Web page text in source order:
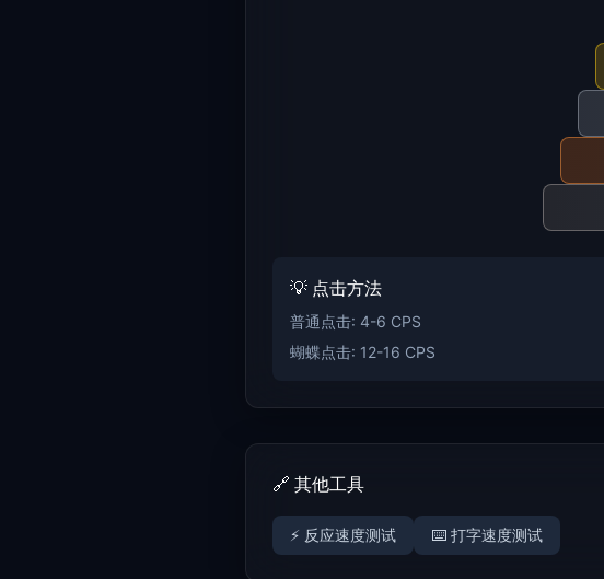
💡 点击方法
普通点击: 4-6 CPS
蝴蝶点击: 12-16 CPS
🔗 其他工具
⚡ 反应速度测试 ⌨️ 打字速度测试